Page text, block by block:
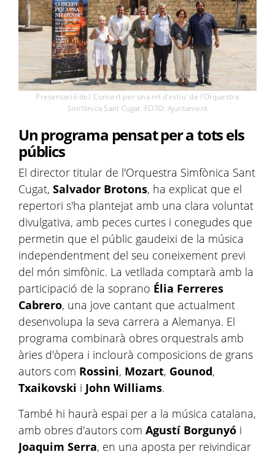
Presentació del 'Concert per una nit d'estiu' de l'Orquestra
Simfònica Sant Cugat. FOTO: Ajuntament
Un programa pensat per a tots els
públics
El director titular de l'Orquestra Simfònica Sant
Cugat, Salvador Brotons, ha explicat que el
repertori s'ha plantejat amb una clara voluntat
divulgativa, amb peces curtes i conegudes que
permetin que el públic gaudeixi de la música
independentment del seu coneixement previ
del món simfònic. La vetllada comptarà amb la
participació de la soprano Élia Ferreres
Cabrero, una jove cantant que actualment
desenvolupa la seva carrera a Alemanya. El
programa combinarà obres orquestrals amb
àries d'òpera i inclourà composicions de grans
autors com Rossini, Mozart, Gounod,
Txaikovski i John Williams.
També hi haurà espai per a la música catalana,
amb obres d'autors com Agustí Borgunyó i
Joaquim Serra, en una aposta per reivindicar